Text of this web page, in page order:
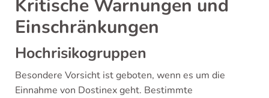
Kritische Warnungen und
Einschränkungen
Hochrisikogruppen
Besondere Vorsicht ist geboten, wenn es um die
Einnahme von Dostinex geht. Bestimmte